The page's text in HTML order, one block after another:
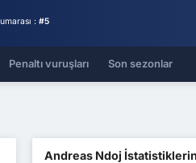
: #5
Penaltı vuruşları Son sezonlar
Andreas Ndoj